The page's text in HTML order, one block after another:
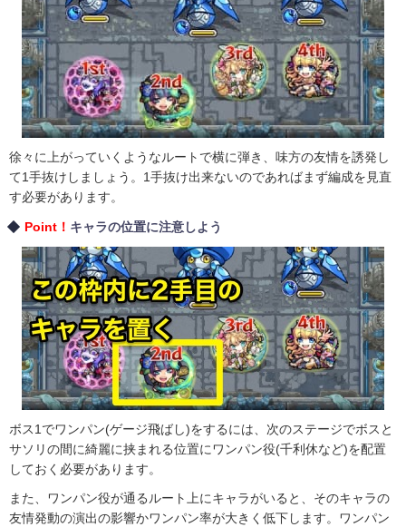
徐々に上がっていくようなルートで横に弾き、味方の友情を誘発し
て1手抜けしましょう。1手抜け出来ないのであればまず編成を見直
す必要があります。
Point！ キャラの位置に注意しよう
ボス1でワンパン(ゲージ飛ばし)をするには、次のステージでボスと
サソリの間に綺麗に挟まれる位置にワンパン役(千利休など)を配置
しておく必要があります。
また、ワンパン役が通るルート上にキャラがいると、そのキャラの
友情発動の演出の影響かワンパン率が大きく低下します。ワンパン